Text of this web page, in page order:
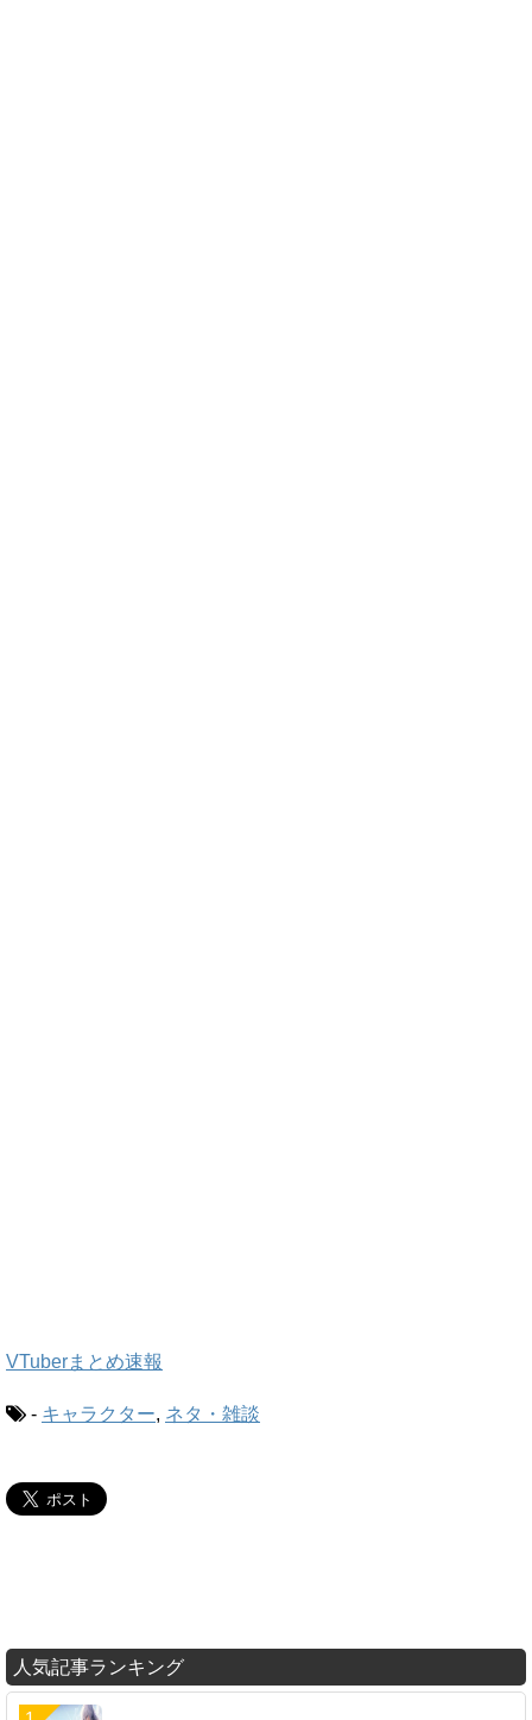
VTuberまとめ速報
- キャラクター, ネタ・雑談
人気記事ランキング